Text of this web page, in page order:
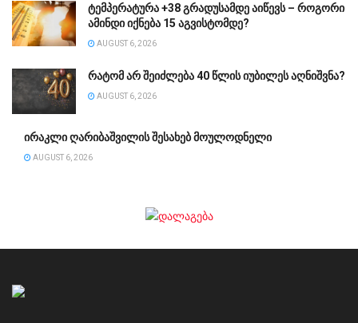
ტემპერატურა +38 გრადუსამდე აიწევს – როგორი
ამინდი იქნება 15 აგვისტომდე?
AUGUST 6, 2026
რატომ არ შეიძლება 40 წლის იუბილეს აღნიშვნა?
AUGUST 6, 2026
ირაკლი ღარიბაშვილის შესახებ მოულოდნელი
AUGUST 6, 2026